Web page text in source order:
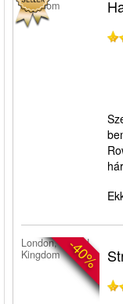
Kingdom
-40%
London, United
Kingdom